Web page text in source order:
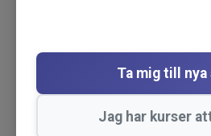
I utbildningen
dig att arbeta strukturerat
på rätt områden och att
målen. Vidare får du ökad
Ta mig till nya
Jag har kurser